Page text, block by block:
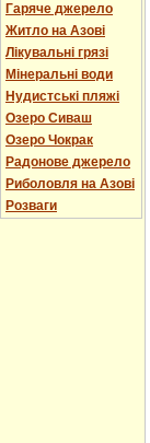
Гаряче джерело
Житло на Азові
Лікувальні грязі
Мінеральні води
Нудистські пляжі
Озеро Сиваш
Озеро Чокрак
Радонове джерело
Риболовля на Азові
Розваги